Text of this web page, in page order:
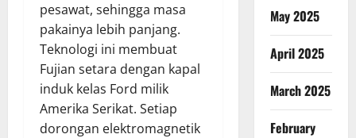
pesawat, sehingga masa
pakainya lebih panjang.
Teknologi ini membuat
Fujian setara dengan kapal
induk kelas Ford milik
Amerika Serikat. Setiap
dorongan elektromagnetik
May 2025
April 2025
March 2025
February